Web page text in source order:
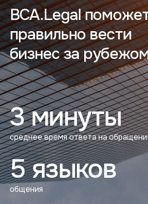
BCA.Legal
правильно вести
бизнес за
3 минуты
среднее время ответа на
5 языков
общения